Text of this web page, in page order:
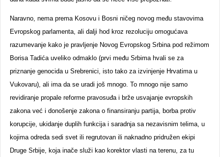
Naravno, nema prema Kosovu i Bosni ničeg novog među stavovima
Evropskog parlamenta, ali dalji hod kroz rezoluciju omogućava
razumevanje kako je pravljenje Novog Evropskog Srbina pod režimom
Borisa Tadića uveliko odmaklo (prvi među Srbima hvali se za
priznanje genocida u Srebrenici, isto tako za izvinjenje Hrvatima u
Vukovaru), ali ima da se uradi još mnogo. To mnogo nije samo
revidiranje propale reforme pravosuđa i brže usvajanje evropskih
zakona već i donošenje zakona o finansiranju partija, borba protiv
korupcije, ukidanje duplih funkcija i saradnja sa nezavisnim telima, u
kojima odreda sedi svet ili regrutovan ili naknadno pridružen ekipi
Druge Srbije, koja inače služi kao korektor vlasti na terenu, za tu